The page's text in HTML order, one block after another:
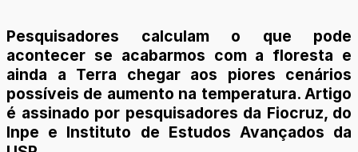
Pesquisadores calculam o que pode
acontecer se acabarmos com a floresta e
ainda a Terra chegar aos piores cenários
possíveis de aumento na temperatura. Artigo
é assinado por pesquisadores da Fiocruz, do
Inpe e Instituto de Estudos Avançados da